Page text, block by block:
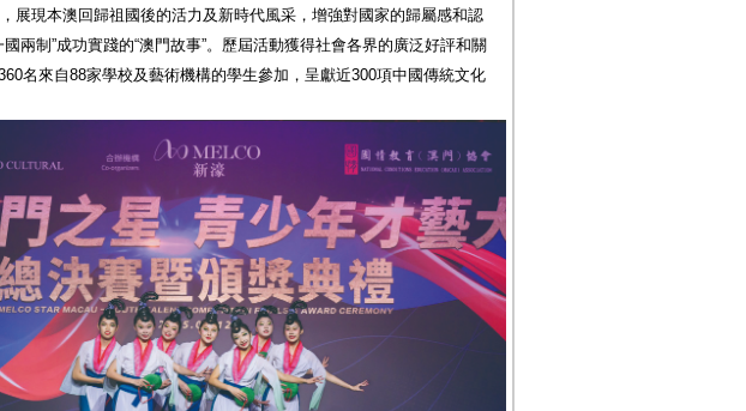
展現本澳回歸祖國後的活力及新時代風采，增強對國家的歸屬感和認
國兩制”成功實踐的“澳門故事”。歷屆活動獲得社會各界的廣泛好評和關
名來自88家學校及藝術機構的學生參加，呈獻近300項中國傳統文化